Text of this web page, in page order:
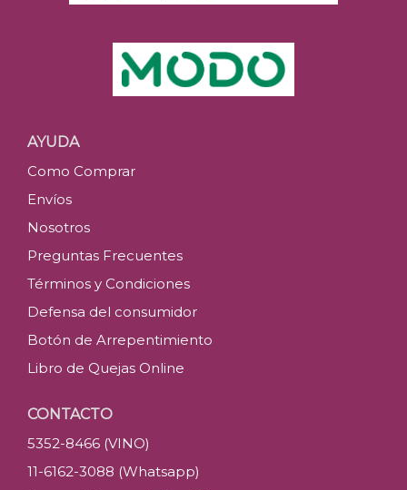
AYUDA
Como Comprar
Envíos
Nosotros
Preguntas Frecuentes
Términos y Condiciones
Defensa del consumidor
Botón de Arrepentimiento
Libro de Quejas Online
CONTACTO
5352-8466 (VINO)
11-6162-3088 (Whatsapp)